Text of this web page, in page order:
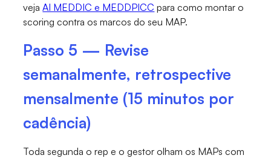
vejaAI MEDDIC e MEDDPICC para como montar o
scoring contra os marcos do seu MAP.
Passo 5 — Revise
semanalmente, retrospective
mensalmente (15 minutos por
cadência)
Toda segunda o rep e o gestor olham os MAPs com